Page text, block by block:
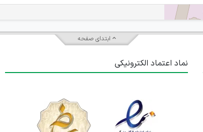
ابتدای صفحه
نماد اعتماد الکترونیکی